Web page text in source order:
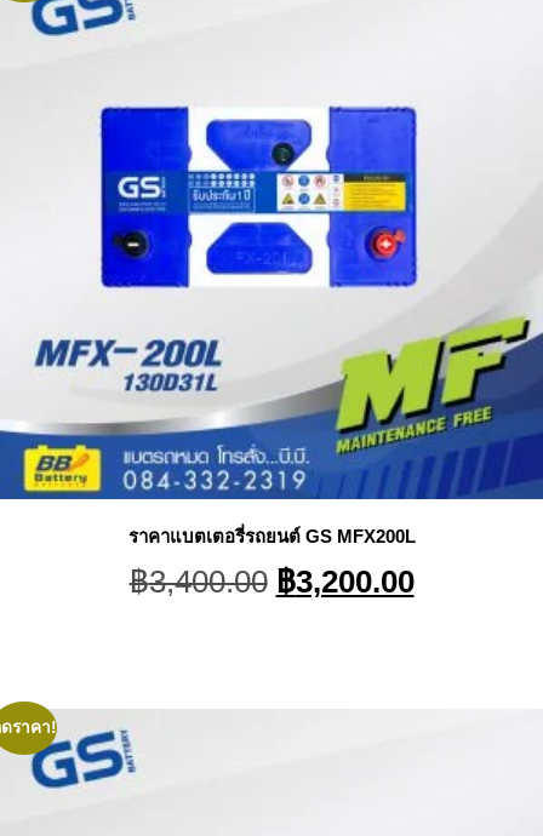
ราคาแบตเตอรี่รถยนต์ GS MFX200L
฿3,400.00 Original
price
฿3,200.00Current
price
ราคา!